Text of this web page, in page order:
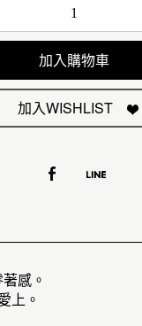
加入購物車
加入WISHLIST
感。
上。